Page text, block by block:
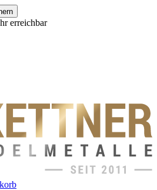
erreichbar